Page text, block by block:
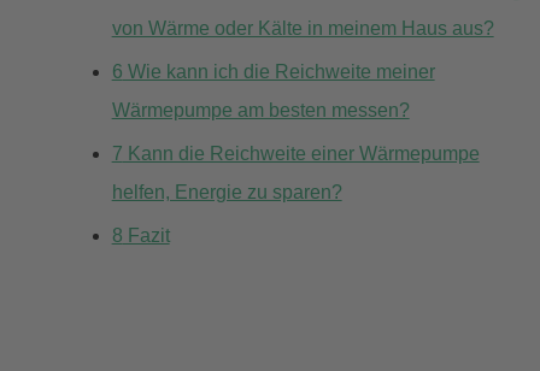
von Wärme oder Kälte in meinem Haus aus?
6 Wie kann ich die Reichweite meiner
Wärmepumpe am besten messen?
7 Kann die Reichweite einer Wärmepumpe
helfen, Energie zu sparen?
8 Fazit